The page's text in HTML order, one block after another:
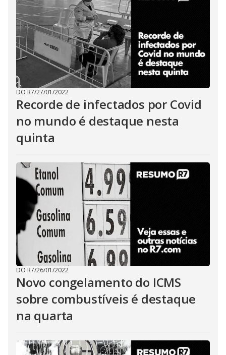
DO R7/27/01/2022
Recorde de infectados por Covid
no mundo é destaque nesta
quinta
DO R7/26/01/2022
Novo congelamento do ICMS
sobre combustíveis é destaque
na quarta